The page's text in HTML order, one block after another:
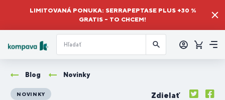
LIMITOVANÁ PONUKA: SERRAPEPTASE PLUS +30 %
GRATIS – TO CHCEM!
sa
Košík
Blog Novinky
NOVINKY Zdielať